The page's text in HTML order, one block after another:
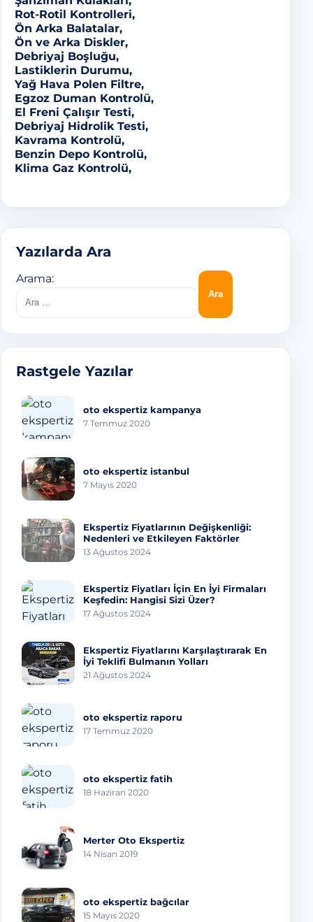
Rot-Rotil Kontrolleri,
Ön Arka Balatalar,
Ön ve Arka Diskler,
Debriyaj Boşluğu,
Lastiklerin Durumu,
Yağ Hava Polen Filtre,
Egzoz Duman Kontrolü,
El Freni Çalışır Testi,
Debriyaj Hidrolik Testi,
Kavrama Kontrolü,
Benzin Depo Kontrolü,
Klima Gaz Kontrolü,
Yazılarda Ara
Arama:
Rastgele Yazılar
oto ekspertiz kampanya
7 Temmuz 2020
oto ekspertiz istanbul
7 Mayıs 2020
Ekspertiz Fiyatlarının Değişkenliği:
Nedenleri ve Etkileyen Faktörler
13 Ağustos 2024
Ekspertiz Fiyatları İçin En İyi Firmaları
Keşfedin: Hangisi Sizi Üzer?
17 Ağustos 2024
Ekspertiz Fiyatlarını Karşılaştırarak En
İyi Teklifi Bulmanın Yolları
21 Ağustos 2024
oto ekspertiz raporu
17 Temmuz 2020
oto ekspertiz fatih
18 Haziran 2020
Merter Oto Ekspertiz
14 Nisan 2019
oto ekspertiz bağcılar
15 Mayıs 2020